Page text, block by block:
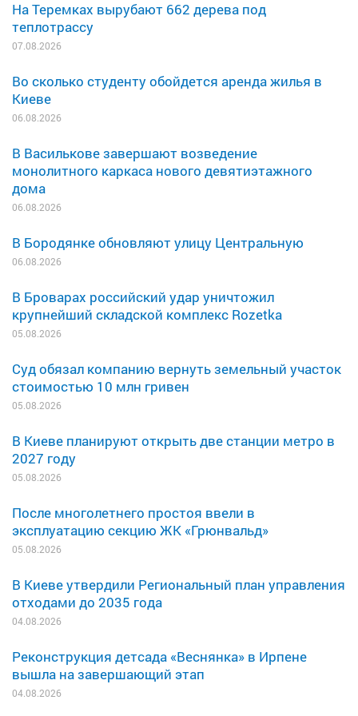
На Теремках вырубают 662 дерева под
теплотрассу
07.08.2026
Во сколько студенту обойдется аренда жилья в
Киеве
06.08.2026
В Василькове завершают возведение
монолитного каркаса нового девятиэтажного
дома
06.08.2026
В Бородянке обновляют улицу Центральную
06.08.2026
В Броварах российский удар уничтожил
крупнейший складской комплекс Rozetka
05.08.2026
Суд обязал компанию вернуть земельный участок
стоимостью 10 млн гривен
05.08.2026
В Киеве планируют открыть две станции метро в
2027 году
05.08.2026
После многолетнего простоя ввели в
эксплуатацию секцию ЖК «Грюнвальд»
05.08.2026
В Киеве утвердили Региональный план управления
отходами до 2035 года
04.08.2026
Реконструкция детсада «Веснянка» в Ирпене
вышла на завершающий этап
04.08.2026